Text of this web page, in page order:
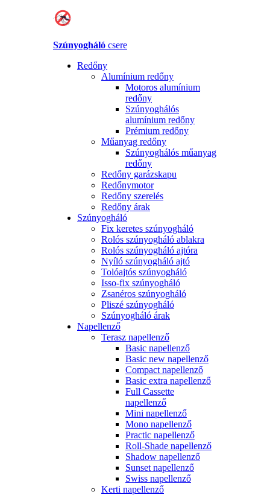
Szúnyogháló csere
Redőny
Alumínium redőny
Motoros alumínium
redőny
Szúnyoghálós
alumínium redőny
Prémium redőny
Műanyag redőny
Szúnyoghálós műanyag
redőny
Redőny garázskapu
Redőnymotor
Redőny szerelés
Redőny árak
Szúnyogháló
Fix keretes szúnyogháló
Rolós szúnyogháló ablakra
Rolós szúnyogháló ajtóra
Nyíló szúnyogháló ajtó
Tolóajtós szúnyogháló
Isso-fix szúnyogháló
Zsanéros szúnyogháló
Pliszé szúnyogháló
Szúnyogháló árak
Napellenző
Terasz napellenző
Basic napellenző
Basic new napellenző
Compact napellenző
Basic extra napellenző
Full Cassette
napellenző
Mini napellenző
Mono napellenző
Practic napellenző
Roll-Shade napellenző
Shadow napellenző
Sunset napellenző
Swiss napellenző
Kerti napellenző